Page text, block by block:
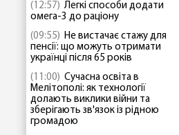
(12:57) Легкі способи додати
омега-3 до раціону
(09:55) Не вистачає стажу для
пенсії: що можуть отримати
українці після 65 років
(11:00) Сучасна освіта в
Мелітополі: як технології
долають виклики війни та
зберігають зв'язок із рідною
громадою